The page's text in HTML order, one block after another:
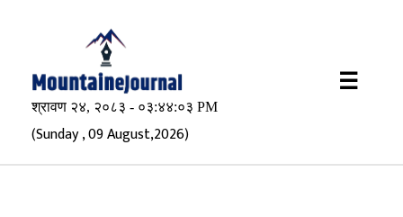
(Sunday , 09 August,2026)
☰